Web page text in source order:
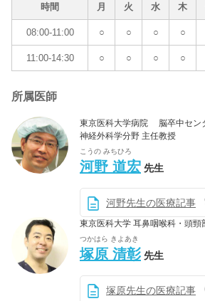
時間 月 火 水 木
08:00-11:00 ○ ○ ○ ○
11:00-14:30 ○ ○ ○ ○
所属医師
東京医科大学病院 脳卒中セン
神経外科学分野 主任教授
こうの みちひろ
河野 道宏 先生
河野先生の医療記事
東京医科大学 耳鼻咽喉科・頭頸
つかはら きよあき
塚原 清彰 先生
塚原先生の医療記事